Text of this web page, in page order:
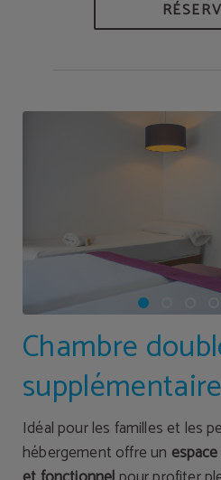
Chambre
supplémentaire
Idéal pour les familles et les
hébergement offre un